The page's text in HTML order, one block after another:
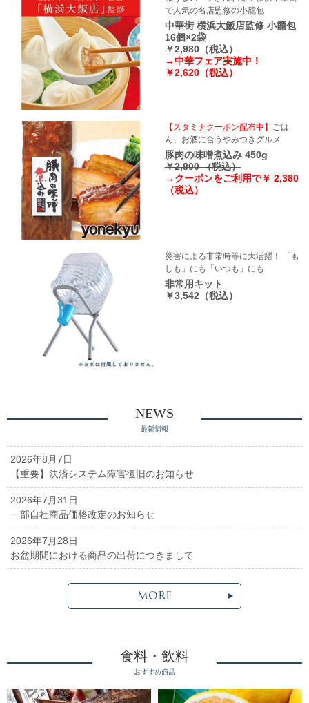
で人気の名店監修の小籠包
中華街 横浜大飯店監修 小籠包
16個×2袋
￥2,980（税込）
→中華フェア実施中！
￥2,620（税込）
【スタミナクーポン配布中】
ごは
ん、お酒に合うやみつきグルメ
豚肉の味噌煮込み 450g
￥2,800 （税込）
→クーポンをご利用で￥ 2,380
（税込）
災害による非常時等に大活躍！ 「も
しも」にも「いつも」にも
非常用キット
￥3,542（税込）
NEWS
最新情報
2026年8月7日
【重要】決済システム障害復旧のお知らせ
2026年7月31日
一部自社商品価格改定のお知らせ
2026年7月28日
お盆期間における商品の出荷につきまして
MORE
食料・飲料
おすすめ商品